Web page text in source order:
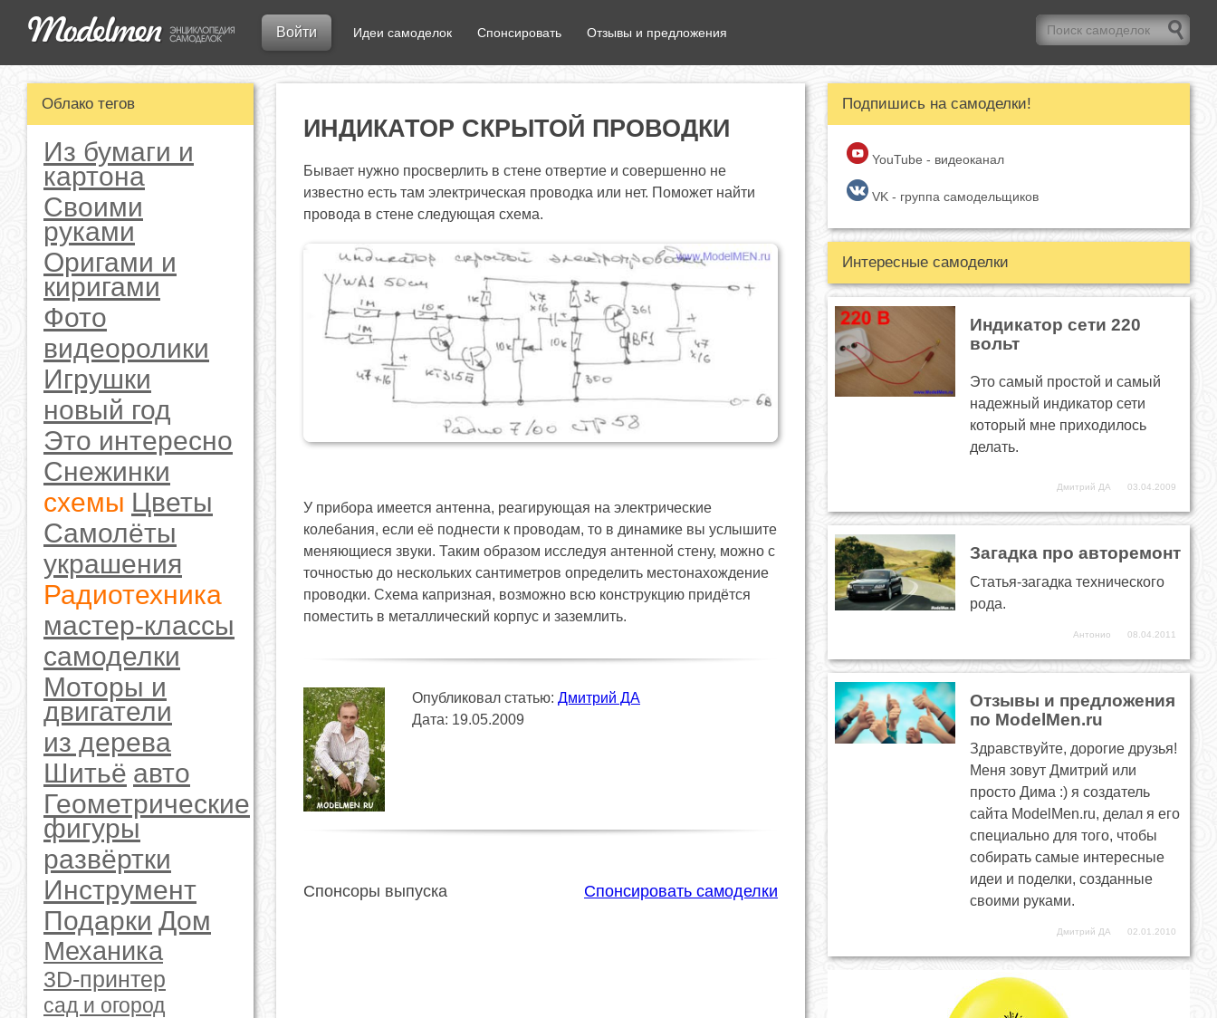
Войти Идеи самоделок Спонсировать Отзывы и предложения
ИНДИКАТОР СКРЫТОЙ ПРОВОДКИ
Бывает нужно просверлить в стене отвертие и совершенно не
известно есть там электрическая проводка или нет. Поможет найти
провода в стене следующая схема.
У прибора имеется антенна, реагирующая на электрические
колебания, если её поднести к проводам, то в динамике вы услышите
меняющиеся звуки. Таким образом исследуя антенной стену, можно с
точностью до нескольких сантиметров определить местонахождение
проводки. Схема капризная, возможно всю конструкцию придётся
поместить в металлический корпус и заземлить.
Опубликовал статью: Дмитрий ДА
Дата: 19.05.2009
Спонсировать самоделки
Спонсоры выпуска
Облако тегов
Из бумаги и
картона
Своими
руками
Оригами и
киригами
Фото
видеоролики
Игрушки
новый год
Это интересно
Снежинки
схемы Цветы
Самолёты
украшения
Радиотехника
мастер-классы
самоделки
Моторы и
двигатели
из дерева
Шитьё авто
Геометрические
фигуры
развёртки
Инструмент
Подарки Дом
Механика
3D-принтер
сад и огород
Подпишись на самоделки!
YouTube - видеоканал
VK - группа самодельщиков
Интересные самоделки
Индикатор сети 220
вольт
Это самый простой и самый
надежный индикатор сети
который мне приходилось
делать.
Дмитрий ДА 03.04.2009
Загадка про авторемонт
Статья-загадка технического
рода.
Антонио 08.04.2011
Отзывы и предложения
по ModelMen.ru
Здравствуйте, дорогие друзья!
Меня зовут Дмитрий или
просто Дима :) я создатель
сайта ModelMen.ru, делал я его
специально для того, чтобы
собирать самые интересные
идеи и поделки, созданные
своими руками.
Дмитрий ДА 02.01.2010